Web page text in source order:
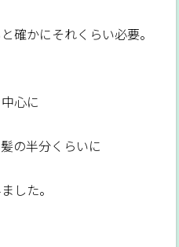
確かにそれくらい必要。
心に
の半分くらいに
した。